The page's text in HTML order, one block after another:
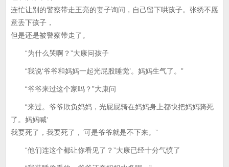
连忙让别的警察带走王亮的妻子询问，自己留下哄孩子。张绣不愿
意丢下孩子，
但是还是被警察带走了。
“为什么哭啊？”大康问孩子
“我说‘爷爷和妈妈一起光屁股睡觉’。妈妈生气了。”
“爷爷来过这个家吗？”大康问
“来过。爷爷欺负妈妈，光屁屁骑在妈妈身上都快把妈妈骑死
了。妈妈喊‘
我要死了，我要死了，’可是爷爷就是不下来。”
“他们连这个都让你看见了？”大康已经十分气愤了